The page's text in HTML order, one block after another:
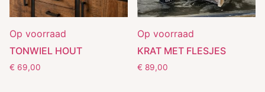
Op voorraad
TONWIEL HOUT
€ 69,00
Op voorraad
KRAT MET FLESJES
€ 89,00